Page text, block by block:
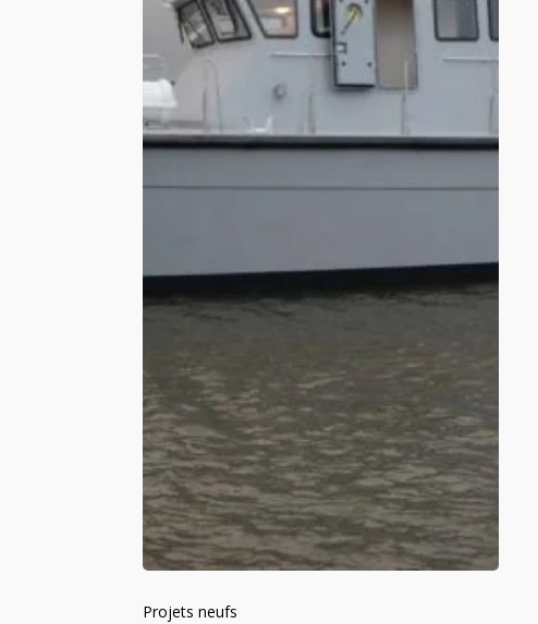
Projets neufs